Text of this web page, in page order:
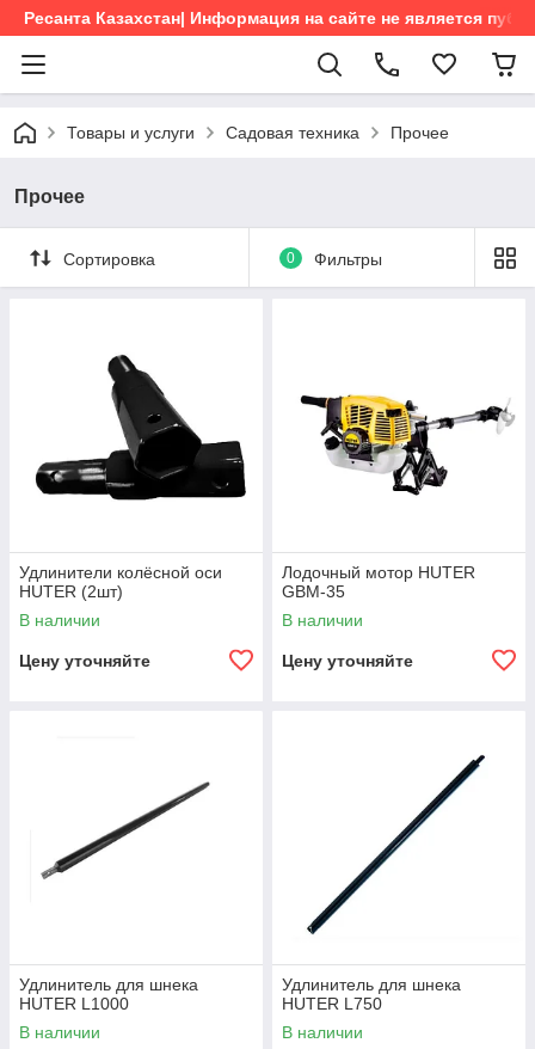
Ресанта Казахстан| Информация на сайте не является
Товары и услуги Садовая техника Прочее
Прочее
Сортировка 0 Фильтры
Удлинители колёсной оси
HUTER (2шт)
В наличии
Цену уточняйте
Лодочный мотор HUTER
GBM-35
В наличии
Цену уточняйте
Удлинитель для шнека
HUTER L1000
В наличии
Удлинитель для шнека
HUTER L750
В наличии